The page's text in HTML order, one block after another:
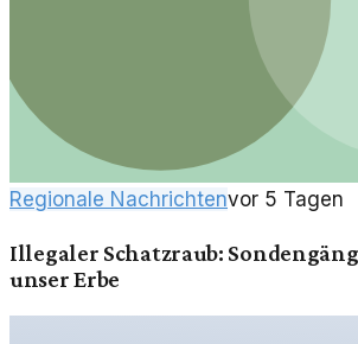
Regionale Nachrichtenvor 5 Tagen
Illegaler Schatzraub:
unser Erbe